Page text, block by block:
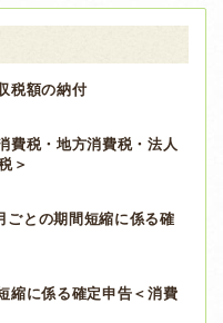
税額の納付
費税・地方消費税・法人
＞
ごとの期間短縮に係る確
縮に係る確定申告＜消費